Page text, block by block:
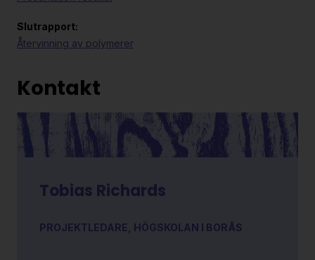
Slutrapport:
Återvinning av polymerer
Kontakt
Tobias Richards
PROJEKTLEDARE, HÖGSKOLAN I BORÅS